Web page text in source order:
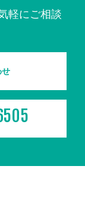
軽にご相談
せ